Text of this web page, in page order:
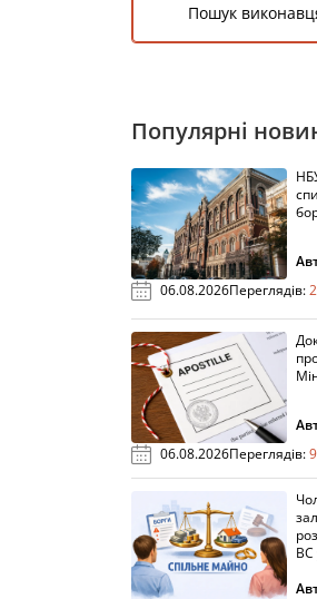
Пошук
Популярні
06.08.2026Переглядів:
06.08.2026Переглядів:
ВС